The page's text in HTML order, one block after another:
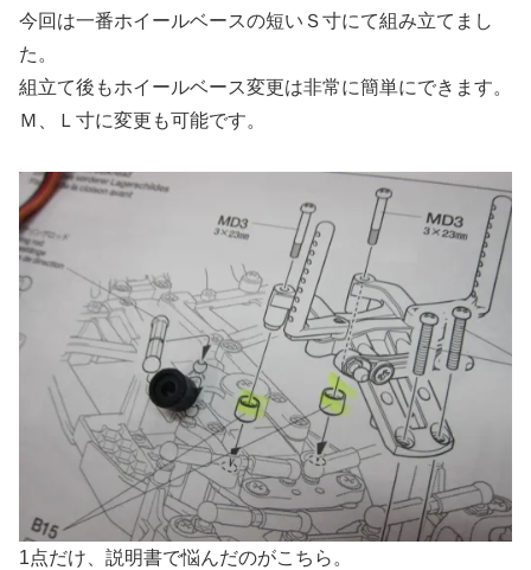
今回は一番ホイールベースの短いＳ寸にて組み立てまし
た。
組立て後もホイールベース変更は非常に簡単にできます。
Ｍ、Ｌ寸に変更も可能です。
1点だけ、説明書で悩んだのがこちら。